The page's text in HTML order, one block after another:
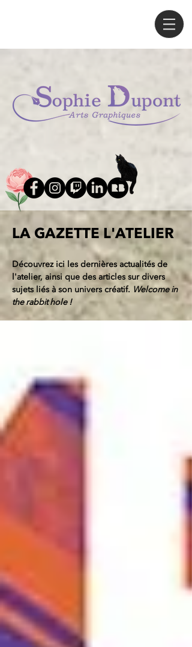
LA GAZETTE L'ATELIER
Découvrez ici les dernières actualités de
l'atelier, ainsi que des articles sur divers
sujets liés à son univers créatif. Welcome in
the rabbit hole !